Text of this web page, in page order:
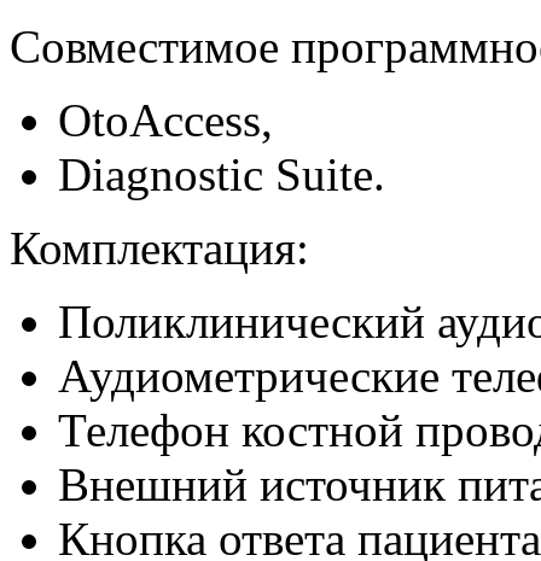
Совместимое
OtoAccess,
Diagnostic Suite.
Комплектация:
Поликлинический
Аудиометрические
Телефон костной
Внешний источник
Кнопка ответа